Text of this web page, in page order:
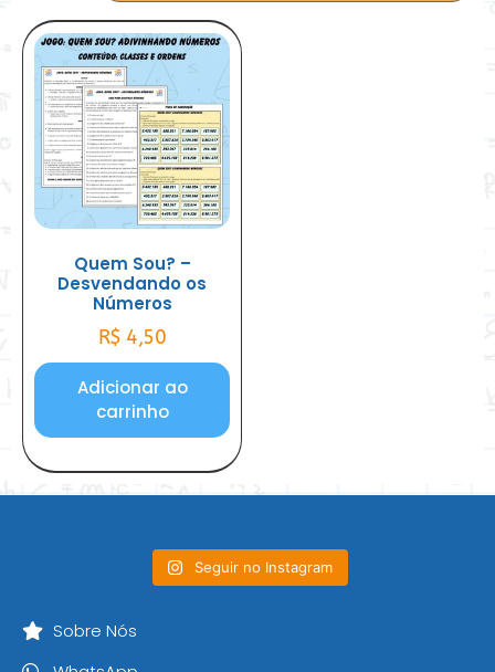
Quem Sou? –
Desvendando os
Números
R$ 4,50
Adicionar ao
carrinho
Sobre Nós
Seguir no Instagram